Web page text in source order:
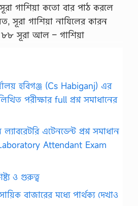
গাশিয়া কতো বার পাঠ করলে
গাশিয়া নাযিলের কারন
সূরা আল – গাশিয়া
হবিগঞ্জ (Cs Habiganj) এর
পরীক্ষার full প্রশ্ন সমাধানের
এটেনডেন্ট প্রশ্ন সমাধান
Attendant Exam
ও গুরুত্ব
বাজারের মধ্যে পার্থক্য দেখাও